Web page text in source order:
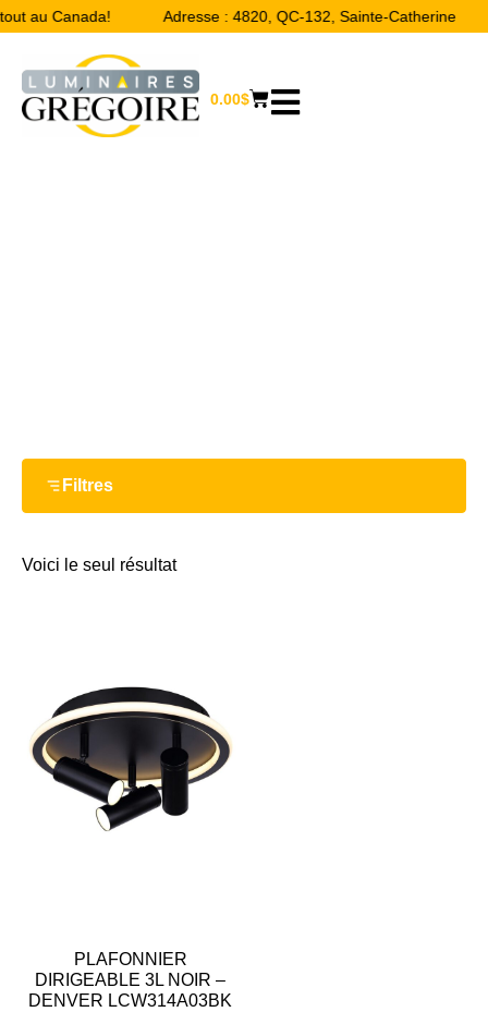
au Canada! Adresse : 4820, QC-132, Sainte-Catherine
0.00$
Filtres
Voici le seul résultat
PLAFONNIER
DIRIGEABLE 3L NOIR –
DENVER LCW314A03BK